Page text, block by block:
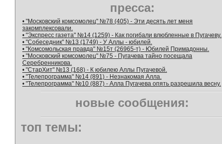
пресса:
• "Московский комсомолец" №78 (405) - Эти десять лет меня
закомплексовали.
• "Экспресс газета" №14 (1259) - Как погибали влюбленные в Пугачеву.
• "Собеседник" №13 (1749) - У Аллы - юбилей.
• "Комсомольская правда" №15т (26965-т) - Юбилей Примадонны.
• "Московский комсомолец" №75 - Пугачева тайно посещала
Серебренникова.
• "СтарХит" №13 (168) - К юбилею Аллы Пугачевой.
• "Телепрограмма" №14 (891) - Незнакомая Алла.
• "Телепрограмма" №10 (887) - Алла Пугачева опять разрешила весну.
новые сообщения:
топ темы: